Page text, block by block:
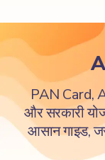
PAN Card,
और सरकारी
आसान गाइड,